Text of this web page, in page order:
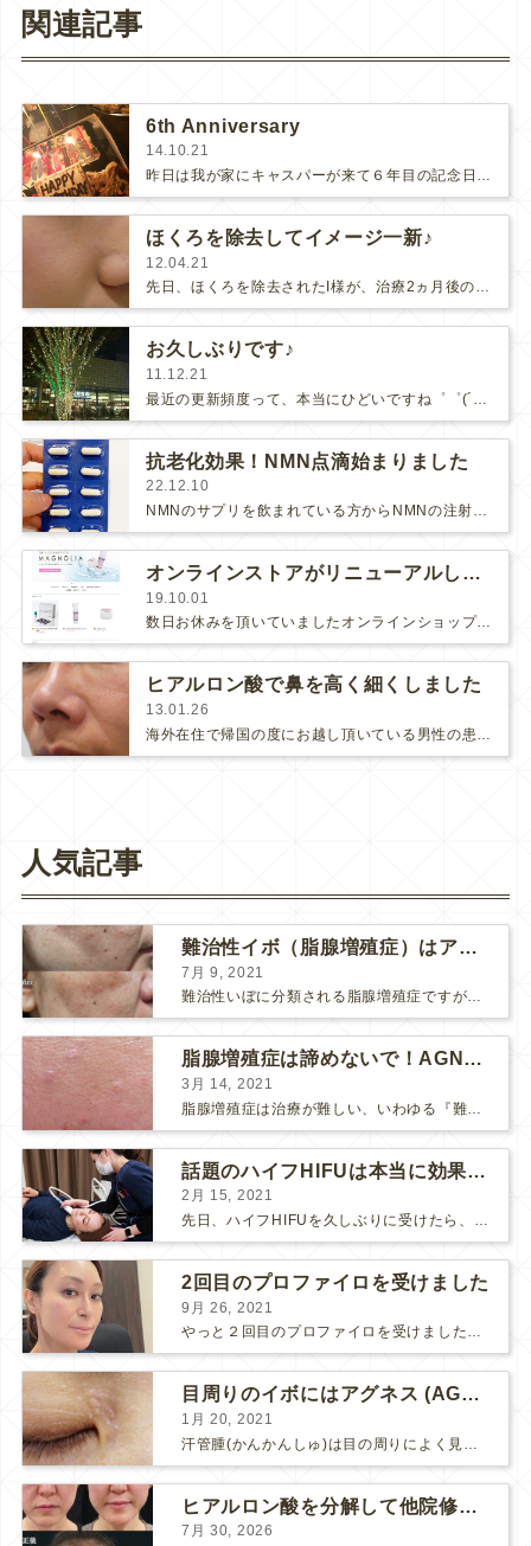
関連記事
6th Anniversary
14.10.21
昨日は我が家にキャスパーが来て６年目の記念日でした。城南島という最終処分場から引き上げられた数少ない運の良い子です。呼吸の状態…
ほくろを除去してイメージ一新♪
12.04.21
先日、ほくろを除去されたI様が、治療2ヵ月後のフォローアップにおみえになりました。目立っていたほくろがなくなって、お顔全体がお…
お久しぶりです♪
11.12.21
抗老化効果！NMN点滴始まりました
22.12.10
NMNのサプリを飲まれている方からNMNの注射はないのか、との質問を時々、いただいていましたが、お待たせしました！やっとNMN…
オンラインストアがリニューアルしました！
19.10.01
数日お休みを頂いていましたオンラインショップが本日、リニューアルオープンしました♪(さらに…)
ヒアルロン酸で鼻を高く細くしました
13.01.26
人気記事
難治性イボ（脂腺増殖症）はアグネスAGNESが効果的です！
7月 9, 2021
難治性いぼに分類される脂腺増殖症ですが、脂腺増殖症はAGNESアグネスにとても良く反応して、きれいに治すことができます。 ↑ 脂腺増殖症をアグネスAGNESで３回治療した1ヶ月後の写真です。...
脂腺増殖症は諦めないで！AGNESアグネス治療でツルツル肌に！
3月 14, 2021
話題のハイフHIFUは本当に効果があるのか？
2月 15, 2021
先日、ハイフHIFUを久しぶりに受けたら、顔の調子がとても良い感じです♪ 私はハイフHIFU後はいつも３日位、人には気付かれない程度に軽く腫れて、その後、グングンと顔が引き締まります。 ...
2回目のプロファイロを受けました
9月 26, 2021
やっと２回目のプロファイロを受けました。 ↑ 写真はプロファイロ翌日です。 この距離の写真では凹凸は映らないですし、 実物も、首がよく見ると凹凸が残っている位で、 それも３日で...
目周りのイボにはアグネス (AGNES）が効く！（ほぼ）ノーダウンタイムのイボ治療
1月 20, 2021
ヒアルロン酸を分解して他院修正（目の下のチンダル現象とその補正）
7月 30, 2026